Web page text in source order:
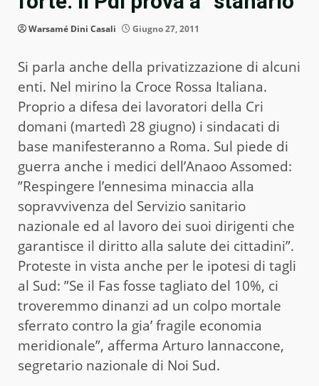
Warsamé Dini Casali Giugno 27, 2011
Si parla anche della privatizzazione di alcuni
enti. Nel mirino la Croce Rossa Italiana.
Proprio a difesa dei lavoratori della Cri
domani (martedì 28 giugno) i sindacati di
base manifesteranno a Roma. Sul piede di
guerra anche i medici dell’Anaoo Assomed:
”Respingere l’ennesima minaccia alla
sopravvivenza del Servizio sanitario
nazionale ed al lavoro dei suoi dirigenti che
garantisce il diritto alla salute dei cittadini”.
Proteste in vista anche per le ipotesi di tagli
al Sud: ”Se il Fas fosse tagliato del 10%, ci
troveremmo dinanzi ad un colpo mortale
sferrato contro la gia’ fragile economia
meridionale”, afferma Arturo Iannaccone,
segretario nazionale di Noi Sud.